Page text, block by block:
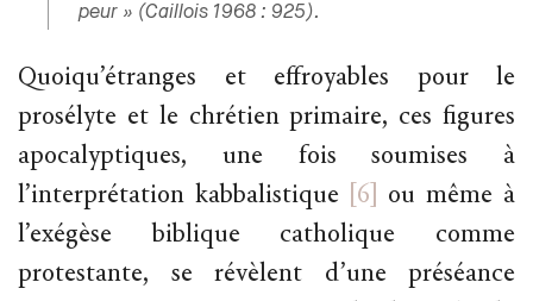
peur » (Caillois 1968 : 925).
Quoiqu’étranges et effroyables pour le
prosélyte et le chrétien primaire, ces figures
apocalyptiques, une fois soumises à
l’interprétation kabbalistique
[6]
ou même à
l’exégèse biblique catholique comme
protestante, se révèlent d’une préséance